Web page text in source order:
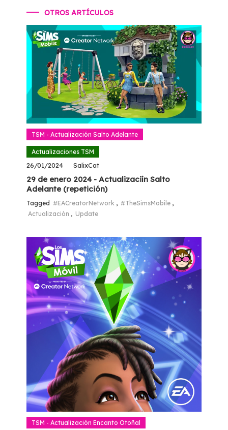
OTROS ARTÍCULOS
TSM - Actualización Salto Adelante
Actualizaciones TSM
26/01/2024 SalixCat
29 de enero 2024 - Actualizaciín Salto
Adelante (repetición)
Tagged #EACreatorNetwork , #TheSimsMobile ,
Actualización , Update
TSM - Actualización Encanto Otoñal